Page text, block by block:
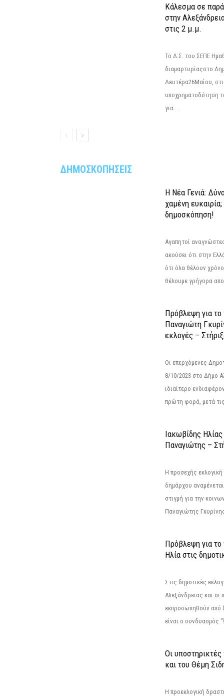
Κάλεσμα σε
στην
στις 2 μ.μ.
Το Δ.Σ. του ΣΕΠΕ
διαμαρτυρίαςστο
Δευτέρα26Μαΐου,
υποχρηματοδότηση
για...
ΔΗΜΟΣΚΟΠΗΣΕΙΣ
Η Νέα Γενιά:
χαμένη
δημοσκόπηση!
Αγαπητοί
ακούσει ότι στην
ότι όλα θέλουν
θέλουμε γρήγορα
Πρόβλεψη για
Παναγιώτη
εκλογές –
Οι επερχόμενες
8/10/2023 στο Δήμο
ιδιαίτερο
πρώτη φορά, μετά τις
Ιακωβίδης
Παναγιώτης –
Η προσεχής
δημάρχου
στιγμή για την
Παναγιώτης
Πρόβλεψη για
Ηλία στις
Στις δημοτικές
Αλεξάνδρειας και οι
εκπροσωπηθούν από
είναι ο συνδυασμός
Οι
και του Θέμη
Η προεκλογική